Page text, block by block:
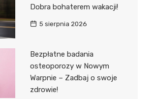
Dobra bohaterem wakacji!
5 sierpnia 2026
Bezpłatne badania
osteoporozy w Nowym
Warpnie – Zadbaj o swoje
zdrowie!